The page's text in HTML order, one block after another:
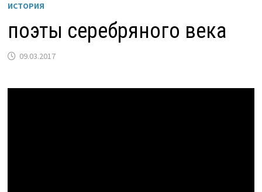
ИСТОРИЯ
поэты серебряного века
09.03.2017